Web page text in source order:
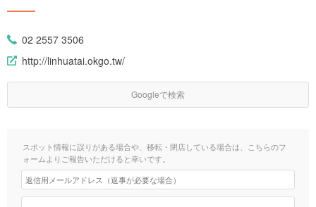
02 2557 3506
http://linhuatai.okgo.tw/
Googleで検索
スポット情報に誤りがある場合や、移転・閉店している場合は、こちらのフ
ォームよりご報告いただけると幸いです。